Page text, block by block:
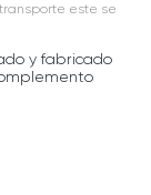
este se
y fabricado